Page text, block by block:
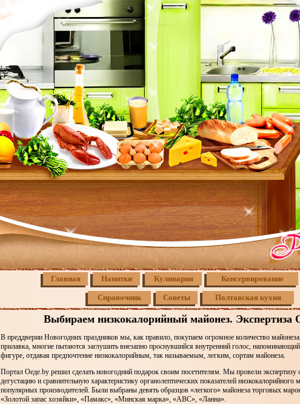
Главная Напитки Кулинария Консервирование
Справочник Советы Полтавская кухня
Выбираем низкокалорийный майонез. Экспертиза
В преддверии Новогодних праздников мы, как правило, покупаем огромное количество
прилавка, многие пытаются заглушить внезапно проснувшийся внутренний голос,
фигуре, отдавая предпочтение низкокалорийным, так называемым, легким, сортам майонеза.
Портал Оеде.by решил сделать новогодний подарок своим посетителям. Мы провели экспертизу
дегустацию и сравнительную характеристику органолептических показателей низкокалорийного
популярных производителей. Были выбраны девять образцов «легкого» майонеза торговых
«Золотой запас хозяйки», «Памакс», «Минская марка», «АВС», «Ланна».